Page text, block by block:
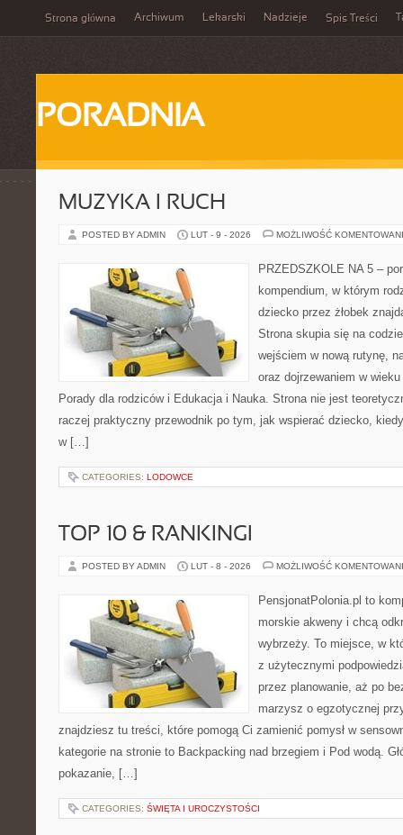
Strona główna Archiwum Lekarski Nadzieje Spis Treści
PORADNIA
MUZYKA I RUCH
POSTED BY ADMIN LUT - 9 - 2026 MOŻLIWOŚĆ
PRZEDSZKOLE NA 5 –
kompendium, w którym
dziecko przez żłobek
Strona skupia się na
wejściem w nową rutynę,
oraz dojrzewaniem w
Porady dla rodziców i Edukacja i Nauka. Strona nie jest
raczej praktyczny przewodnik po tym, jak wspierać dziecko,
w […]
CATEGORIES: LODOWCE
TOP 10 & RANKINGI
POSTED BY ADMIN LUT - 8 - 2026 MOŻLIWOŚĆ
PensjonatPolonia.pl to
morskie akweny i chcą
wybrzeży. To miejsce, w
z użytecznymi
przez planowanie, aż po
marzysz o egzotycznej
znajdziesz tu treści, które pomogą Ci zamienić pomysł w
kategorie na stronie to Backpacking nad brzegiem i Pod wodą.
pokazanie, […]
CATEGORIES: ŚWIĘTA I UROCZYSTOŚCI